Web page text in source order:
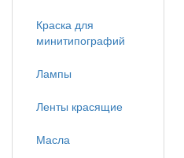
Краска для
минитипографий
Лампы
Ленты красящие
Масла